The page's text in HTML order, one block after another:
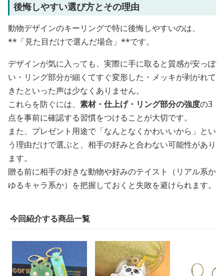
後悔しやすい選び方とその理由
動物デザインのキーリングで特に後悔しやすいのは、
**「見た目だけで選んだ場合」**です。
デザインが気に入っても、実際に手に取ると質感が安っぽ
い・リング部分が細くてすぐ変形した・メッキが剥がれて
きたといった声は少なくありません。
これらを防ぐには、 素材・仕上げ・リング部分の強度の3
点を事前に確認する習慣をつけることが大切です。
また、プレゼント用途で「なんとなくかわいいから」とい
う理由だけで選ぶと、相手の好みと合わない可能性があり
ます。
贈る前に相手の好きな動物や好みのテイスト（リアル系か
ゆるキャラ系か）を把握しておくと失敗を避けられます。
今回紹介する商品一覧